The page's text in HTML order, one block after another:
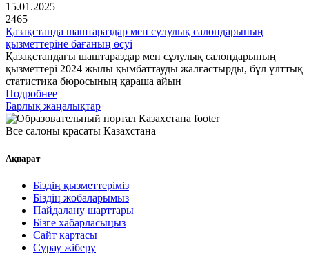
15.01.2025
2465
Қазақстанда шаштараздар мен сұлулық салондарының
қызметтеріне бағаның өсуі
Қазақстандағы шаштараздар мен сұлулық салондарының
қызметтері 2024 жылы қымбаттауды жалғастырды, бұл ұлттық
статистика бюросының қараша айын
Подробнее
Барлық жаңалықтар
Все салоны красаты Казахстана
Ақпарат
Біздің қызметтеріміз
Біздің жобаларымыз
Пайдалану шарттары
Бізге хабарласыңыз
Сайт картасы
Сұрау жіберу